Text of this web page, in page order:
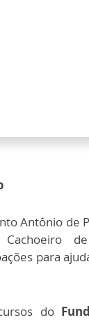
Antônio de
para
do